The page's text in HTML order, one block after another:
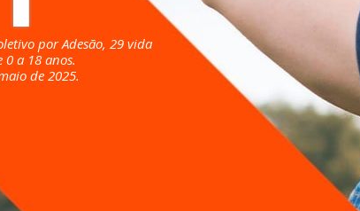
por Adesão, 29 vida
0 a 18 anos.
de 2025.